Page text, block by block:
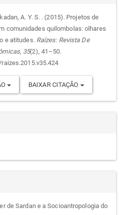
A. Y. S. . (2015). Projetos de
comunidades quilombolas: olhares
e atitudes. Raízes: Revista De
, 35(2), 41–50.
BAIXAR CITAÇÃO
de Sardan e a Socioantropologia do